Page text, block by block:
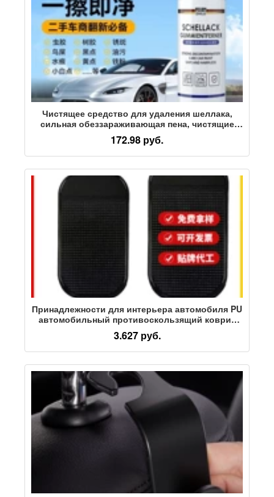
Чистящее средство для удаления шеллака,
сильная обеззараживающая пена, чистящие
средства для автомобильной краски, смолы
для удаления птичьего помета, жевательной
резинки
172.98 руб.
Принадлежности для интерьера автомобиля PU
автомобильный противоскользящий коврик
оптом без маркировки съемный резиновый
автомобильный коврик для хранения
мобильного телефона spot
3.627 руб.